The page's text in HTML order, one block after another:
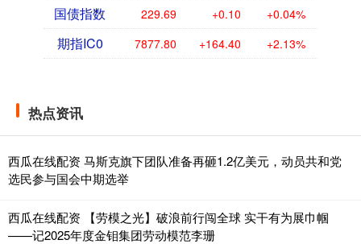
国债指数 229.69 +0.10 +0.04%
期指IC0 7877.80 +164.40 +2.13%
热点资讯
西瓜在线配资 马斯克旗下团队准备再砸1.2亿美元，动员共和党
选民参与国会中期选举
西瓜在线配资 【劳模之光】破浪前行闯全球 实干有为展巾帼
——记2025年度金钼集团劳动模范李珊